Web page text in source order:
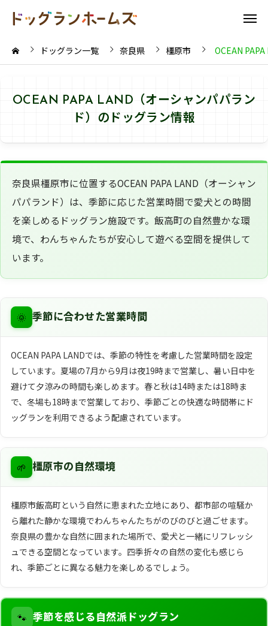
ドッグラン一覧 奈良県 橿原市 OCEAN
OCEAN PAPA LAND（オーシャンパパラン
ド）のドッグラン情報
奈良県橿原市に位置するOCEAN PAPA LAND（オーシャン
パパランド）は、季節に応じた営業時間で愛犬との時間
を楽しめるドッグラン施設です。飯高町の自然豊かな環
境で、わんちゃんたちが安心して遊べる空間を提供して
います。
🌞 季節に合わせた営業時間
OCEAN PAPA LANDでは、季節の特性を考慮した営業時間を設定
しています。夏場の7月から9月は夜19時まで営業し、暑い日中を
避けて夕涼みの時間も楽しめます。春と秋は14時または18時ま
で、冬場も18時まで営業しており、季節ごとの快適な時間帯にド
ッグランを利用できるよう配慮されています。
🌱 橿原市の自然環境
橿原市飯高町という自然に恵まれた立地にあり、都市部の喧騒か
ら離れた静かな環境でわんちゃんたちがのびのびと過ごせます。
奈良県の豊かな自然に囲まれた場所で、愛犬と一緒にリフレッシ
ュできる空間となっています。四季折々の自然の変化も感じら
れ、季節ごとに異なる魅力を楽しめるでしょう。
🐾 季節を感じる自然派ドッグラン